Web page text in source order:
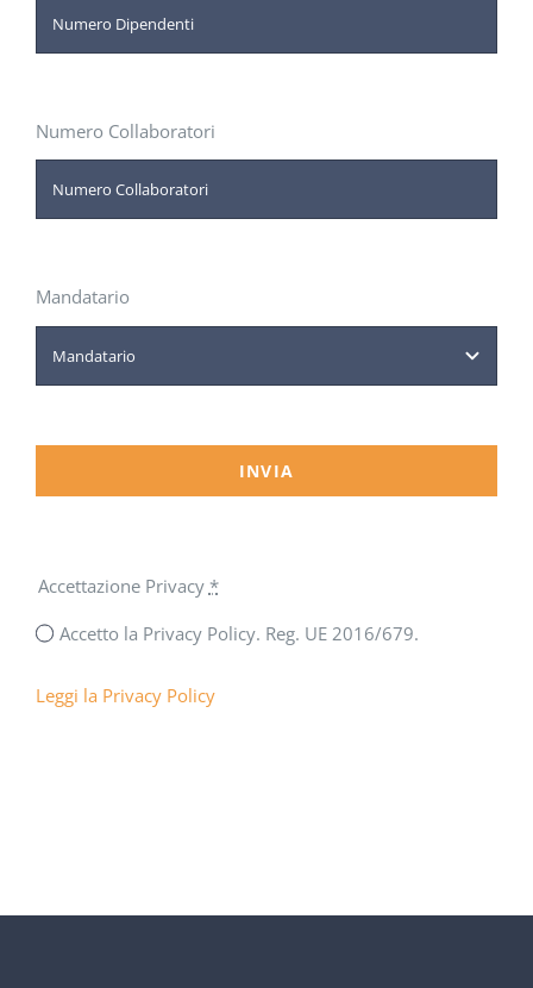
Numero Collaboratori
Mandatario
INVIA
Accettazione Privacy *
Accetto la Privacy Policy. Reg. UE 2016/679.
Leggi la Privacy Policy